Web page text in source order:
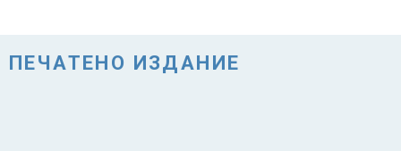
ПЕЧАТЕНО ИЗДАНИЕ